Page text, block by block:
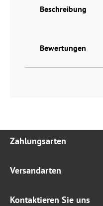
Beschreibung
Bewertungen
Zahlungsarten
Versandarten
Kontaktieren Sie uns